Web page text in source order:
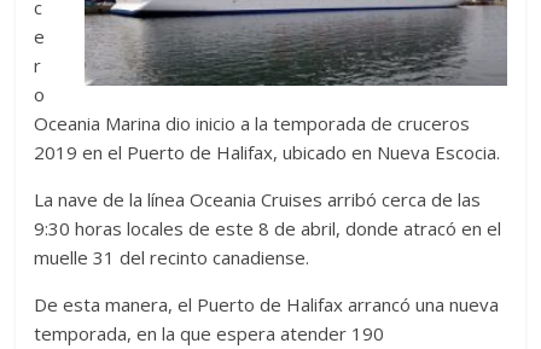
c
e
r
o
Oceania Marina dio inicio a la temporada de cruceros
2019 en el Puerto de Halifax, ubicado en Nueva Escocia.
La nave de la línea Oceania Cruises arribó cerca de las
9:30 horas locales de este 8 de abril, donde atracó en el
muelle 31 del recinto canadiense.
De esta manera, el Puerto de Halifax arrancó una nueva
temporada, en la que espera atender 190